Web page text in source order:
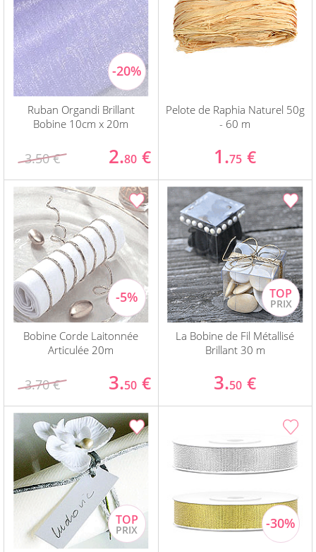
Ruban Organdi Brillant
Bobine 10cm x 20m
3.50 € 2.80 €
Pelote de Raphia Naturel 50g
- 60 m
1.75 €
Bobine Corde Laitonnée
Articulée 20m
3.70 € 3.50 €
La Bobine de Fil Métallisé
Brillant 30 m
3.50 €